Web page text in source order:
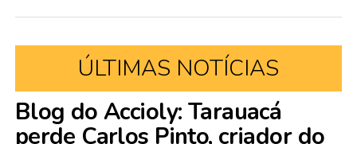
ÚLTIMAS NOTÍCIAS
Blog do Accioly: Tarauacá
perde Carlos Pinto, criador do